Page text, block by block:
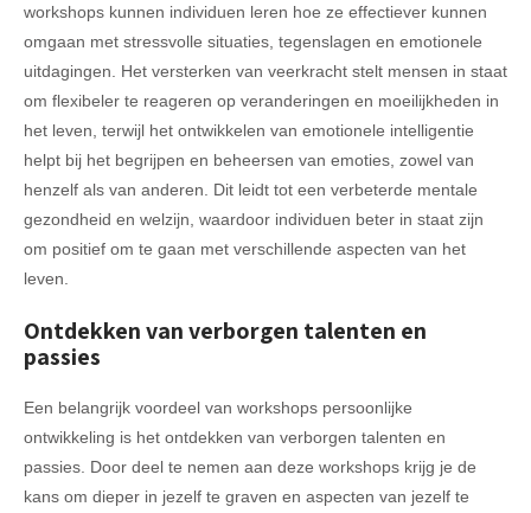
workshops kunnen individuen leren hoe ze effectiever kunnen
omgaan met stressvolle situaties, tegenslagen en emotionele
uitdagingen. Het versterken van veerkracht stelt mensen in staat
om flexibeler te reageren op veranderingen en moeilijkheden in
het leven, terwijl het ontwikkelen van emotionele intelligentie
helpt bij het begrijpen en beheersen van emoties, zowel van
henzelf als van anderen. Dit leidt tot een verbeterde mentale
gezondheid en welzijn, waardoor individuen beter in staat zijn
om positief om te gaan met verschillende aspecten van het
leven.
Ontdekken van verborgen talenten en
passies
Een belangrijk voordeel van workshops persoonlijke
ontwikkeling is het ontdekken van verborgen talenten en
passies. Door deel te nemen aan deze workshops krijg je de
kans om dieper in jezelf te graven en aspecten van jezelf te